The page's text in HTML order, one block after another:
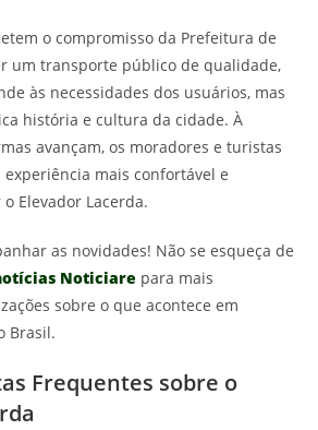
o compromisso da Prefeitura de
um transporte público de qualidade,
às necessidades dos usuários, mas
história e cultura da cidade. À
avançam, os moradores e turistas
mais confortável e
Elevador Lacerda.
as novidades! Não se esqueça de
Noticiare para mais
sobre o que acontece em
Brasil.
Frequentes sobre o